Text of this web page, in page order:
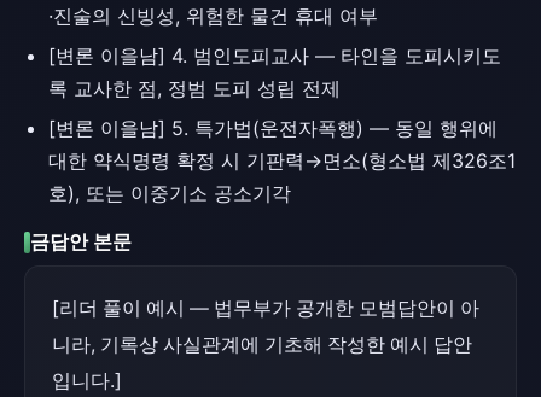
·진술의 신빙성, 위험한 물건 휴대 여부
[변론 이을남] 4. 범인도피교사 — 타인을 도피시키도
록 교사한 점, 정범 도피 성립 전제
[변론 이을남] 5. 특가법(운전자폭행) — 동일 행위에
대한 약식명령 확정 시 기판력→면소(형소법 제326조1
호), 또는 이중기소 공소기각
금답안 본문
[리더 풀이 예시 — 법무부가 공개한 모범답안이 아
니라, 기록상 사실관계에 기초해 작성한 예시 답안
입니다.]